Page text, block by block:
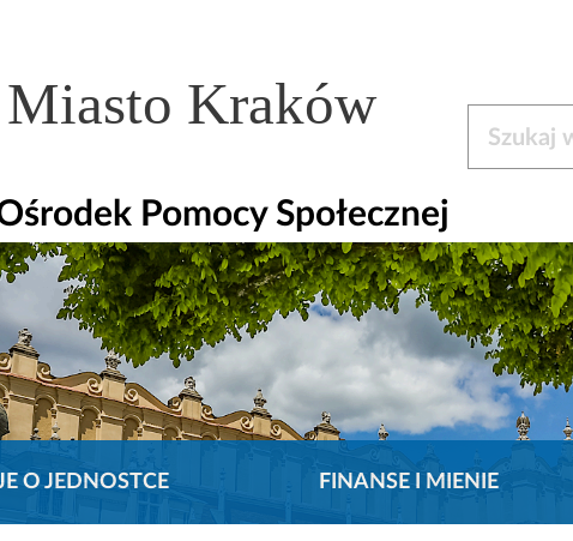
Miasto Kraków
Pomocy Społecznej
O JEDNOSTCE FINANSE I MIENIE